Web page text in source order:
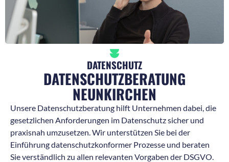
DATENSCHUTZ
DATENSCHUTZBERATUNG
NEUNKIRCHEN
Unsere Datenschutzberatung hilft Unternehmen dabei, die
gesetzlichen Anforderungen im Datenschutz sicher und
praxisnah umzusetzen. Wir unterstützen Sie bei der
Einführung datenschutzkonformer Prozesse und beraten
Sie verständlich zu allen relevanten Vorgaben der DSGVO.